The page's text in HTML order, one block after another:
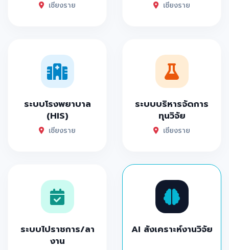
เชียงราย เชียงราย
ระบบโรงพยาบาล
(HIS)
เชียงราย
ระบบบริหารจัดการ
ทุนวิจัย
เชียงราย
ระบบไปราชการ/ลา
งาน
AI สังเคราะห์งานวิจัย